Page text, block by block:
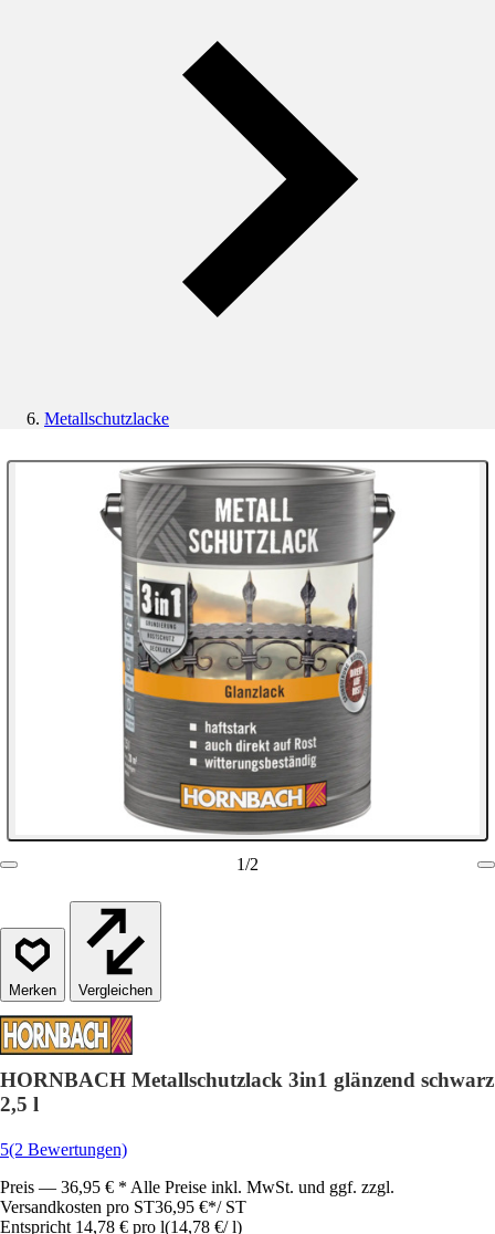
Metallschutzlacke
1/2
Vergleichen
HORNBACH Metallschutzlack 3in1 glänzend schwarz
2,5 l
5(2 Bewertungen)
Preis — 36,95 € * Alle Preise inkl. MwSt. und ggf. zzgl.
Versandkosten pro ST36,95 €*/ ST
Entspricht 14,78 € pro l(14,78 €/ l)